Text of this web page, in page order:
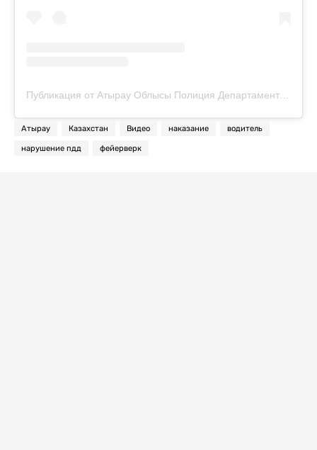
Атырау Казахстан Видео наказание водитель
нарушение пдд фейерверк